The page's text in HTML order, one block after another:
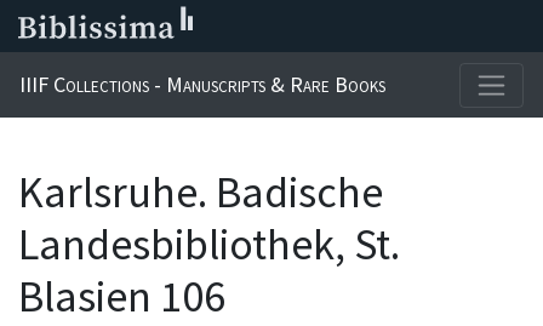
IIIF Collections - Manuscripts & Rare Books
Karlsruhe. Badische
Landesbibliothek, St.
Blasien 106